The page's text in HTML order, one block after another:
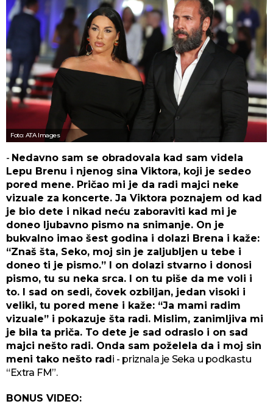
Foto: ATA Images
- Nedavno sam se obradovala kad sam videla
Lepu Brenu i njenog sina Viktora, koji je sedeo
pored mene. Pričao mi je da radi majci neke
vizuale za koncerte. Ja Viktora poznajem od kad
je bio dete i nikad neću zaboraviti kad mi je
doneo ljubavno pismo na snimanje. On je
bukvalno imao šest godina i dolazi Brena i kaže:
“Znaš šta, Seko, moj sin je zaljubljen u tebe i
doneo ti je pismo.” I on dolazi stvarno i donosi
pismo, tu su neka srca. I on tu piše da me voli i
to. I sad on sedi, čovek ozbiljan, jedan visoki i
veliki, tu pored mene i kaže: “Ja mami radim
vizuale” i pokazuje šta radi. Mislim, zanimljiva mi
je bila ta priča. To dete je sad odraslo i on sad
majci nešto radi. Onda sam poželela da i moj sin
meni tako nešto radi - priznala je Seka u podkastu
“Extra FM”.
BONUS VIDEO: